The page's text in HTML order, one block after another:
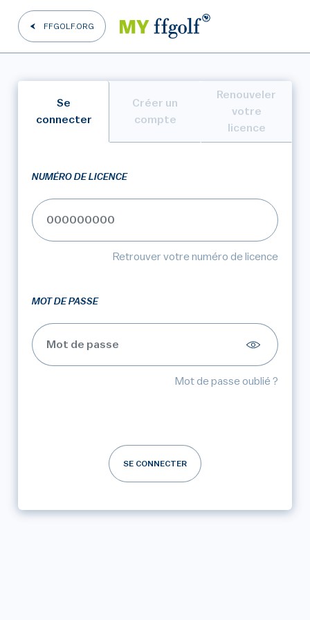
FFGOLF.ORG
Se
connecter
Créer un
compte
Renouveler
votre
licence
NUMÉRO DE LICENCE
Retrouver votre numéro de licence
MOT DE PASSE
Mot de passe oublié ?
SE CONNECTER